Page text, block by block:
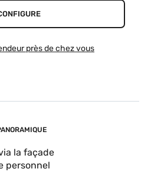
la façade
personnel
près de chez vous